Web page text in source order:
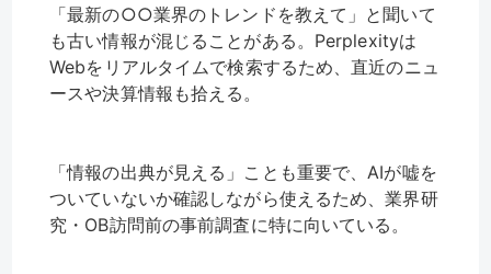
「最新の○○業界のトレンドを教えて」と聞いて
も古い情報が混じることがある。Perplexityは
Webをリアルタイムで検索するため、直近のニュ
ースや決算情報も拾える。
「情報の出典が見える」ことも重要で、AIが嘘を
ついていないか確認しながら使えるため、業界研
究・OB訪問前の事前調査に特に向いている。